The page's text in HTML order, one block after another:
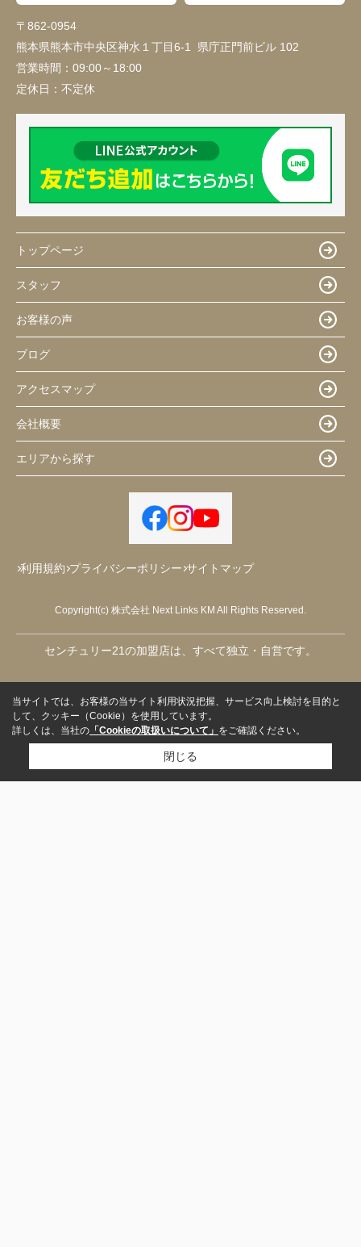
〒862-0954
熊本県熊本市中央区神水１丁目6-1 県庁正門前ビル 102
営業時間： 09:00～18:00
定休日： 不定休
トップページ
スタッフ
お客様の声
ブログ
アクセスマップ
会社概要
エリアから探す
利用規約 プライバシーポリシー サイトマップ
Copyright(c) 株式会社 Next Links KM All Rights Reserved.
センチュリー21の加盟店は、すべて独立・自営です。
当サイトでは、お客様の当サイト利用状況把握、サービス向上検討を目的と
して、クッキー（Cookie）を使用しています。
詳しくは、当社の 「Cookieの取扱いについて」 をご確認ください。
閉じる